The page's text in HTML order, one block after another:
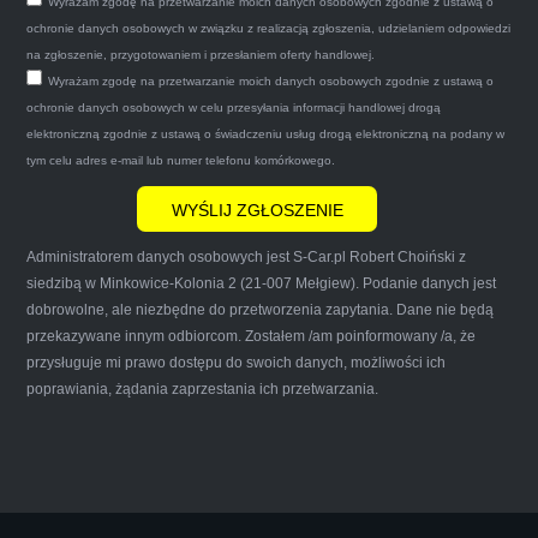
po trzech godzinach autolawetą sprawnie
zapakował auto wypisał dokumenty i wypłacił
gotówkę.Zdecydowanie mogę polecić tą firmę
mnie do skorzystania z ich usług przekonało to
że są na FACEBOOKU i każdy tam może
wyrazić opinię na ich temat.
Iwona Górska
naprawde ludzki, nie zdziera, nie oszukuje.
ochronie danych osobowych w związku z realizacją zgłoszenia, udzielaniem odpowiedzi
na zgłoszenie, przygotowaniem i przesłaniem oferty handlowej.
Wyrażam zgodę na przetwarzanie moich danych osobowych zgodnie z ustawą o
ochronie danych osobowych w celu przesyłania informacji handlowej drogą
elektroniczną zgodnie z ustawą o świadczeniu usług drogą elektroniczną na podany w
tym celu adres e-mail lub numer telefonu komórkowego.
Administratorem danych osobowych jest S-Car.pl Robert Choiński z
siedzibą w Minkowice-Kolonia 2 (21-007 Mełgiew). Podanie danych jest
dobrowolne, ale niezbędne do przetworzenia zapytania. Dane nie będą
przekazywane innym odbiorcom. Zostałem /am poinformowany /a, że
przysługuje mi prawo dostępu do swoich danych, możliwości ich
poprawiania, żądania zaprzestania ich przetwarzania.